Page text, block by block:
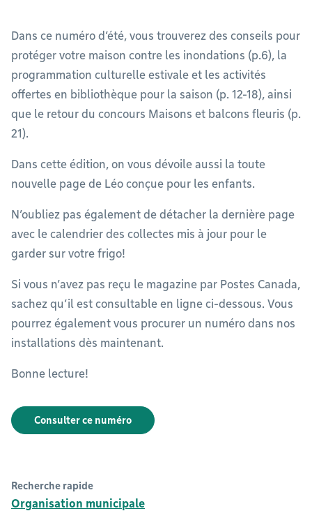
Dans ce numéro d’été, vous trouverez des conseils pour
protéger votre maison contre les inondations (p.6), la
programmation culturelle estivale et les activités
offertes en bibliothèque pour la saison (p. 12-18), ainsi
que le retour du concours Maisons et balcons fleuris (p.
21).
Dans cette édition, on vous dévoile aussi la toute
nouvelle page de Léo conçue pour les enfants.
N’oubliez pas également de détacher la dernière page
avec le calendrier des collectes mis à jour pour le
garder sur votre frigo!
Si vous n’avez pas reçu le magazine par Postes Canada,
sachez qu’il est consultable en ligne ci-dessous. Vous
pourrez également vous procurer un numéro dans nos
installations dès maintenant.
Bonne lecture!
Consulter ce numéro
Recherche rapide
Organisation municipale